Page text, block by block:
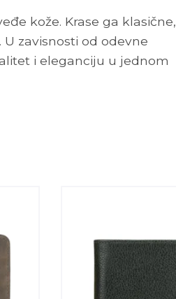
kože. Krase ga klasične,
zavisnosti od odevne
i eleganciju u jednom